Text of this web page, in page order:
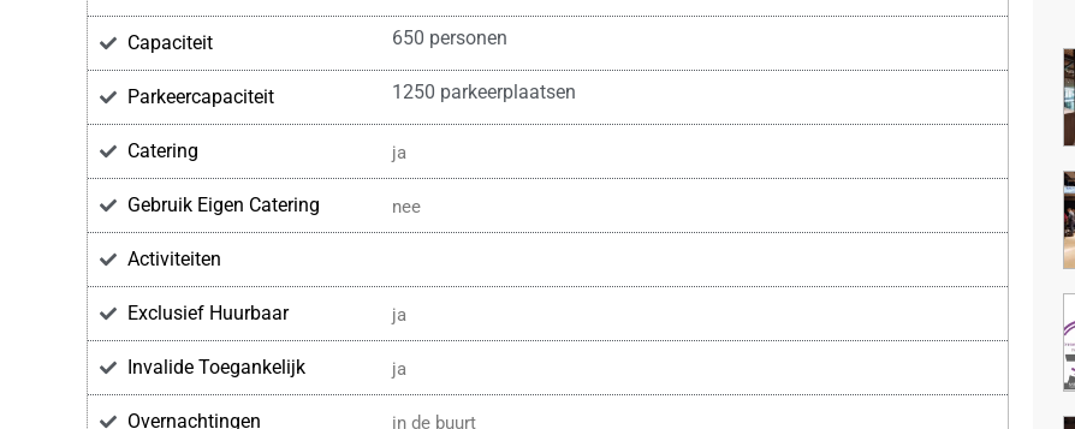
Capaciteit 650 personen
Parkeercapaciteit 1250 parkeerplaatsen
Catering ja
Gebruik Eigen Catering nee
Activiteiten
Exclusief Huurbaar ja
Invalide Toegankelijk ja
Overnachtingen in de buurt